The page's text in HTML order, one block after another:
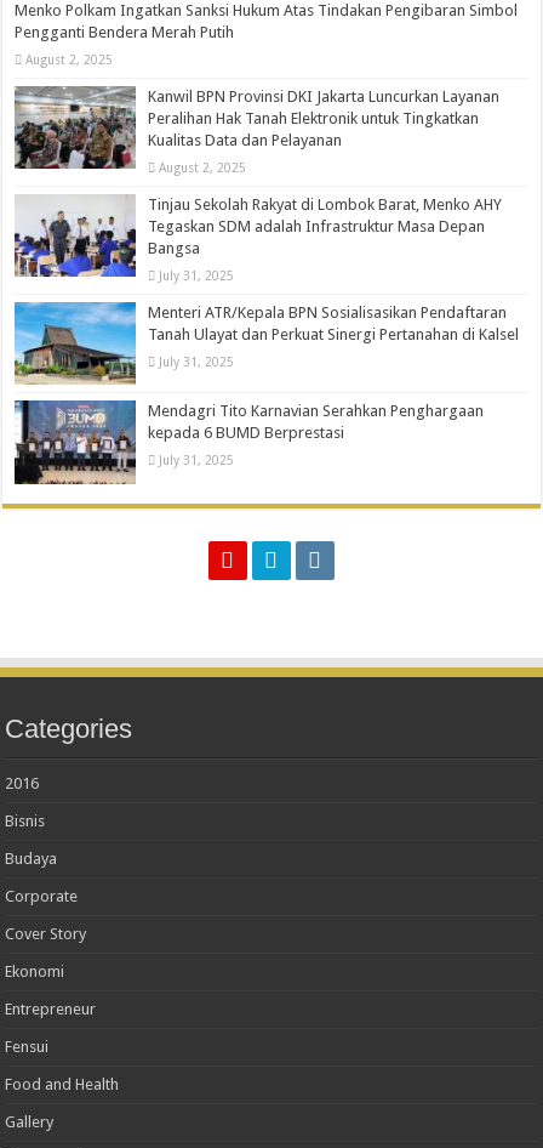
Menko Polkam Ingatkan Sanksi Hukum Atas Tindakan Pengibaran Simbol
Pengganti Bendera Merah Putih
August 2, 2025
Kanwil BPN Provinsi DKI Jakarta Luncurkan Layanan
Peralihan Hak Tanah Elektronik untuk Tingkatkan
Kualitas Data dan Pelayanan
August 2, 2025
Tinjau Sekolah Rakyat di Lombok Barat, Menko AHY
Tegaskan SDM adalah Infrastruktur Masa Depan
Bangsa
July 31, 2025
Menteri ATR/Kepala BPN Sosialisasikan Pendaftaran
Tanah Ulayat dan Perkuat Sinergi Pertanahan di Kalsel
July 31, 2025
Mendagri Tito Karnavian Serahkan Penghargaan
kepada 6 BUMD Berprestasi
July 31, 2025
Categories
2016
Bisnis
Budaya
Corporate
Cover Story
Ekonomi
Entrepreneur
Fensui
Food and Health
Gallery